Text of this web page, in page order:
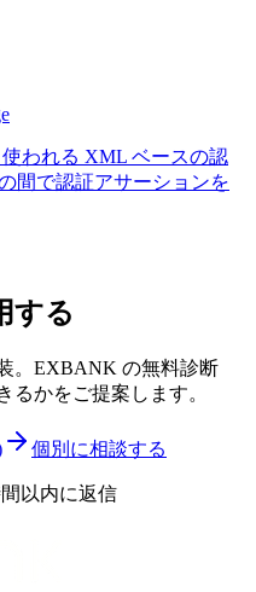
われる XML ベースの認
間で認証アサーションを
する
。EXBANK の無料診断
るかをご提案します。
個別に相談する
以内に返信